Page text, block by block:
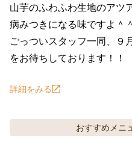
山芋のふわふわ生地のアツ
病みつきになる味ですよ＾＾
ごっついスタッフ一同、９
をお待ちしております！！
詳細をみる
おすすめメニ